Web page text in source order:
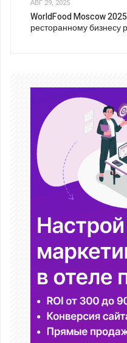
АВГ 29, 2025
WorldFood Moscow
ресторанному бизнесу